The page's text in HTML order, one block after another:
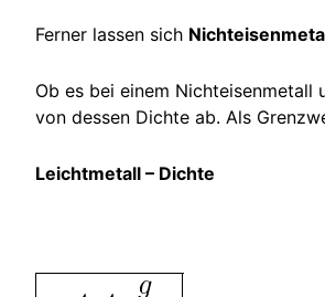
Ferner lassen sich
Ob es bei einem
von dessen Dichte ab. Als
Leichtmetall – Dichte